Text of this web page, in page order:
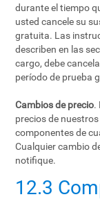
durante el tiempo
usted cancele su
gratuita. Las
describen en las
cargo, debe
período de prueba
Cambios de precio.
precios de
componentes de
Cualquier cambio
notifique.
12.3